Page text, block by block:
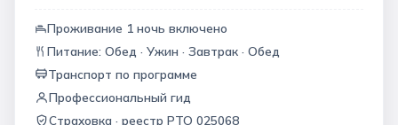
Проживание 1 ночь включено
Питание: Обед · Ужин · Завтрак · Обед
Транспорт по программе
Профессиональный гид
Страховка · реестр РТО 025068